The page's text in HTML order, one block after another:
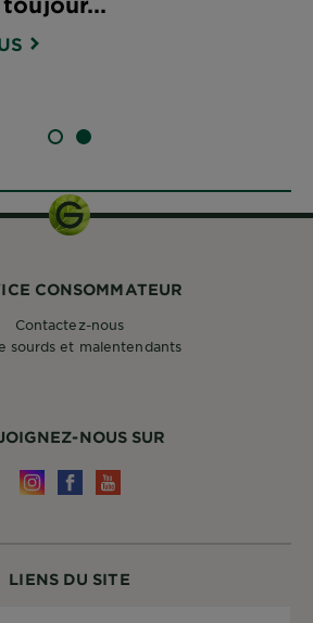
DIAPOSITIVE 1
DIAPOSITIVE 2
LIENS DU SITE
NOUS SUR
CONSOMMATEUR
Contactez-nous
sourds et malentendants